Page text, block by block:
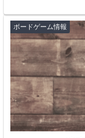
ボードゲーム情報